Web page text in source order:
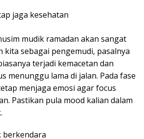
jaga kesehatan
mudik ramadan akan sangat
kita sebagai pengemudi, pasalnya
terjadi kemacetan dan
menunggu lama di jalan. Pada fase
menjaga emosi agar focus
Pastikan pula mood kalian dalam
berkendara